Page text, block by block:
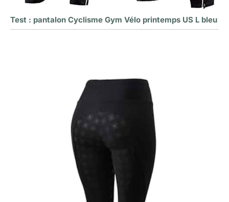
Test : pantalon Cyclisme Gym Vélo printemps US L bleu